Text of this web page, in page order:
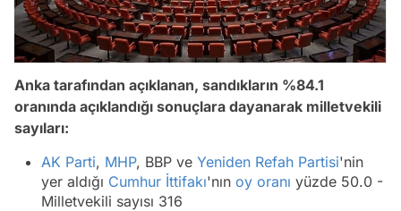
Anka tarafından açıklanan, sandıkların %84.1
oranında açıklandığı sonuçlara dayanarak milletvekili
sayıları:
AK Parti, MHP, BBP ve Yeniden Refah Partisi'nin
yer aldığı Cumhur İttifakı'nın oy oranı yüzde 50.0 -
Milletvekili sayısı 316